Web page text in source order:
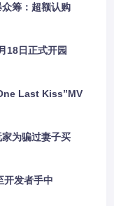
筹：超额认购
18日正式开园
Last Kiss”MV
为骗过妻子买
开发者手中